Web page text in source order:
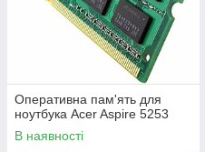
Оперативна пам'ять для
ноутбука Acer Aspire 5253
В наявності